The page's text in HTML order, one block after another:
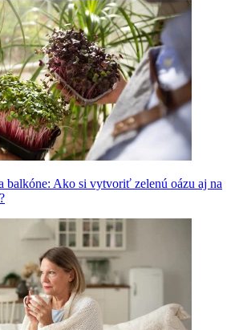
balkóne: Ako si vytvoriť zelenú oázu aj na